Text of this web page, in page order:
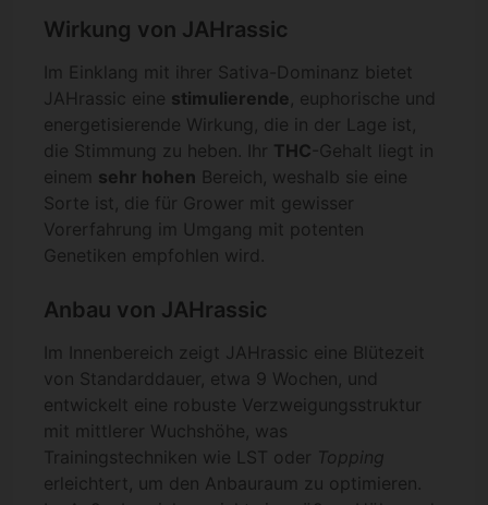
Wirkung von JAHrassic
Im Einklang mit ihrer Sativa-Dominanz bietet
JAHrassic eine stimulierende , euphorische und
energetisierende Wirkung, die in der Lage ist,
die Stimmung zu heben. Ihr THC -Gehalt liegt in
einem sehr hohen Bereich, weshalb sie eine
Sorte ist, die für Grower mit gewisser
Vorerfahrung im Umgang mit potenten
Genetiken empfohlen wird.
Anbau von JAHrassic
Im Innenbereich zeigt JAHrassic eine Blütezeit
von Standarddauer, etwa 9 Wochen, und
entwickelt eine robuste Verzweigungsstruktur
mit mittlerer Wuchshöhe, was
Trainingstechniken wie LST oder
Topping
erleichtert, um den Anbauraum zu optimieren.